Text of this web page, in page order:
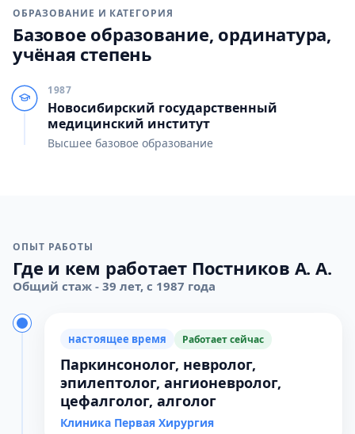
ОБРАЗОВАНИЕ И КАТЕГОРИЯ
Базовое образование, ординатура,
учёная степень
1987
Новосибирский государственный
медицинский институт
Высшее базовое образование
ОПЫТ РАБОТЫ
Где и кем работает Постников А. А.
Общий стаж - 39 лет, с 1987 года
настоящее время Работает сейчас
Паркинсонолог, невролог,
эпилептолог, ангионевролог,
цефалголог, алголог
Клиника Первая Хирургия